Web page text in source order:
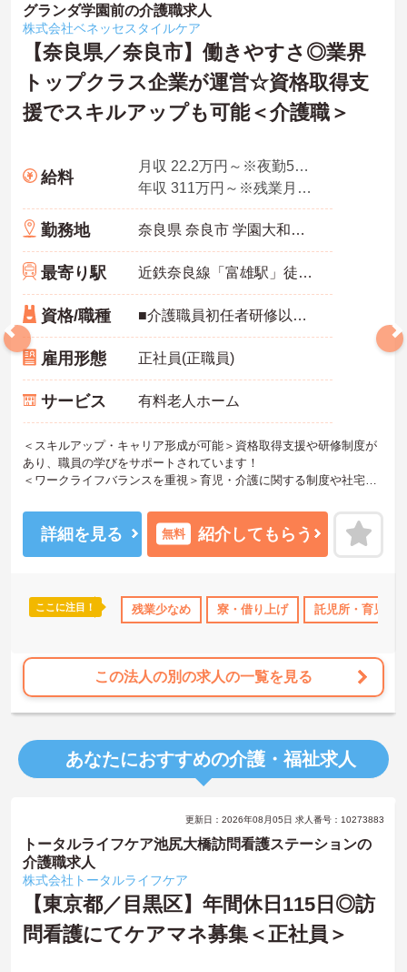
寮・借り上げ 託児所・育児補助 無資格OK 年間休日110
グランダ学園前の介護職求人
株式会社ベネッセスタイルケア
【奈良県／奈良市】働きやすさ◎業界
トップクラス企業が運営☆資格取得支
援でスキルアップも可能＜介護職＞
給料
月収 22.2万円～※夜勤5回想定
年収 311万円～※残業月10時間、夜勤平均5回、各種手当・賞与を含んだ例です
勤務地 奈良県 奈良市 学園大和町5-748-1
最寄り駅 近鉄奈良線「富雄駅」徒歩12分
資格/職種 ■介護職員初任者研修以上 ※無資格の方も応募可（資格支援制度あり）
雇用形態 正社員(正職員)
サービス 有料老人ホーム
＜スキルアップ・キャリア形成が可能＞資格取得支援や研修制度が
あり、職員の学びをサポートされています！
＜ワークライフバランスを重視＞育児・介護に関する制度や社宅制
＜寄り添ったケアの実施＞利用者さまに深く寄り添ったサービスの
提供を目指し、職員の専門性を高めるような人材育成にも注力され
詳細を見る 無料 紹介してもらう
ここに注目！ 残業少なめ 寮・借り上げ 託児所・育児補
この法人の別の求人の一覧を見る
あなたにおすすめの介護・福祉求人
更新日：2026年08月05日 求人番号：10273883
トータルライフケア池尻大橋訪問看護ステーションの
介護職求人
株式会社トータルライフケア
【東京都／目黒区】年間休日115日◎訪
問看護にてケアマネ募集＜正社員＞